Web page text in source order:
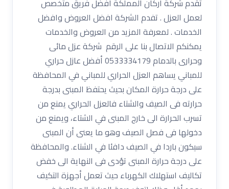
تقدم شركة أركان المملكة افضل فريق متخصص
لعمل العزل . تفدم الشركة افضل العروض وافضل
الخدمات . لمعرفة المزيد من العروض والخدمات
يمكنكم الاتصال بنا على الرقم شركة عزل مائى
وحرارى بالدمام 0533334179 أفضل عازل حراري
للمباني يساهم العزل الحراري للمباني في المحافظة
على درجة حرارة المكان بحيث يحتفظ المبنى بدرجة
حرارته فى الصيف والشتاء فالعزل الحراري يمنع من
تسرب الحرارة الى خارج المبنى في الشتاء، ويمنع من
دخولها فى فصل الصيف وهو ما يعنى أن المبنى
سيكون باردا في الصيف دافئا في الشتاء. والمحافظة
على درجة حرارة المبنى تؤدى فى النهاية الى خفض
تكاليف استهلاك الكهرباء حيث تعمل أجهزة التكيف